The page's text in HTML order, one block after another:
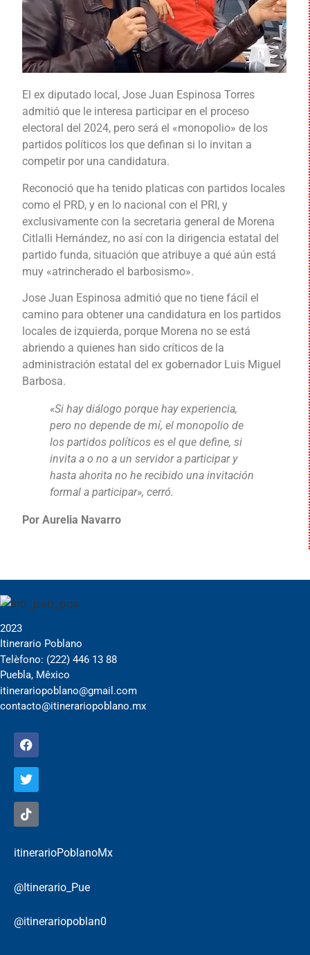
El ex diputado local, Jose Juan Espinosa Torres
admitió que le interesa participar en el proceso
electoral del 2024, pero será el «monopolio» de los
partidos políticos los que definan si lo invitan a
competir por una candidatura.
Reconoció que ha tenido platicas con partidos locales
como el PRD, y en lo nacional con el PRI, y
exclusivamente con la secretaria general de Morena
Citlalli Hernández, no así con la dirigencia estatal del
partido funda, situación que atribuye a qué aún está
muy «atrincherado el barbosismo».
Jose Juan Espinosa admitió que no tiene fácil el
camino para obtener una candidatura en los partidos
locales de izquierda, porque Morena no se está
abriendo a quienes han sido críticos de la
administración estatal del ex gobernador Luis Miguel
Barbosa.
«Si hay diálogo porque hay experiencia,
pero no depende de mí, el monopolio de
los partidos políticos es el que define, si
invita a o no a un servidor a participar y
hasta ahorita no he recibido una invitación
formal a participar», cerró.
Por Aurelia Navarro
2023
Itinerario Poblano
Telèfono: (222) 446 13 88
Puebla, Mêxico
itinerariopoblano@gmail.com
contacto@itinerariopoblano.mx
itinerarioPoblanoMx
@Itinerario_Pue
@itinerariopoblan0